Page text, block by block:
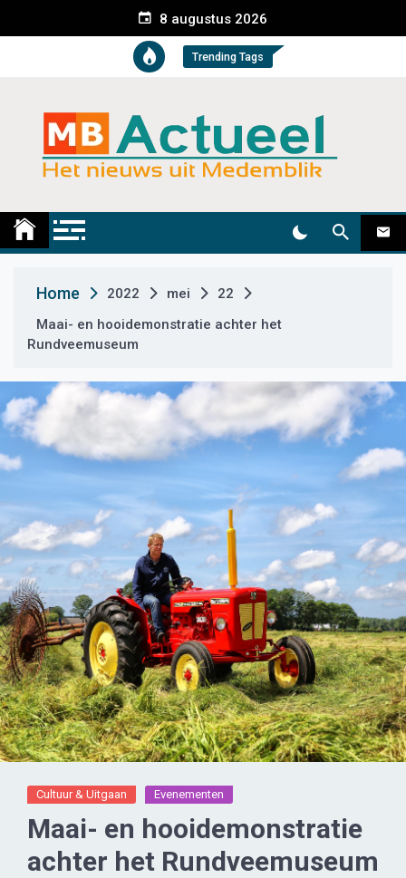
e
t
8 augustus 2026
Trending Tags
Medemblik Actueel
Home 2022 mei
22
Maai- en hooidemonstratie achter het
Rundveemuseum
Cultuur & Uitgaan Evenementen
Maai- en hooidemonstratie
achter het Rundveemuseum